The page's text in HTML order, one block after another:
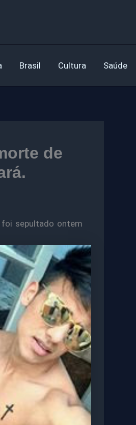
Brasil Cultura Saúde
de
foi sepultado ontem